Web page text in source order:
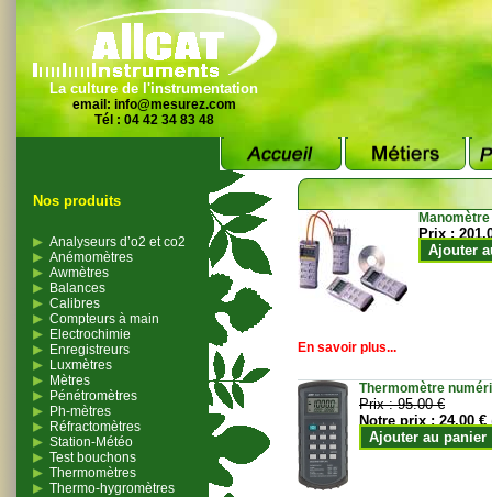
La culture de l'instrumentation
email: info@mesurez.com
Tél : 04 42 34 83 48
Nos produits
Analyseurs d’o2 et co2
Anémomètres
Awmètres
Balances
Calibres
Compteurs à main
Electrochimie
Enregistreurs
Luxmètres
Mètres
Pénétromètres
Ph-mètres
Réfractomètres
Station-Météo
Test bouchons
Thermomètres
Thermo-hygromètres
Prix :
Ajouter
En savoir plus...
Thermomètre
Prix :95.00 €
Notre prix :24.00 €
Ajouter au panier